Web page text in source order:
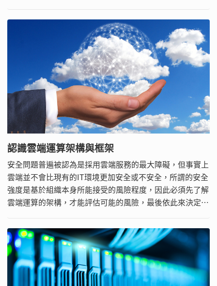
認識雲端運算架構與框架
安全問題普遍被認為是採用雲端服務的最大障礙，但事實上
雲端並不會比現有的IT環境更加安全或不安全，所謂的安全
強度是基於組織本身所能接受的風險程度，因此必須先了解
雲端運算的架構，才能評估可能的風險，最後依此來決定是
端之上。